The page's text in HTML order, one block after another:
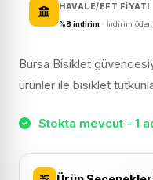
HAVALE/EFT FIYATI
%8 indirim · İndirim
Bursa Bisiklet
ürünler ile bisiklet
Stokta mevcut - 1